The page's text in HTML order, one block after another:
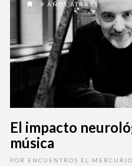
9 AÑOS ATRAS
El impacto
música
POR ENCUENTROS EL MERCURIO